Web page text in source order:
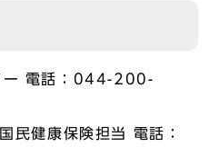
ー 電話：044-200-
民健康保険担当 電話：